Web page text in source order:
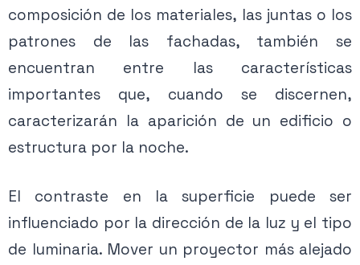
composición de los materiales, las juntas o los
patrones de las fachadas, también se
encuentran entre las características
importantes que, cuando se discernen,
caracterizarán la aparición de un edificio o
estructura por la noche.
El contraste en la superficie puede ser
influenciado por la dirección de la luz y el tipo
de luminaria. Mover un proyector más alejado